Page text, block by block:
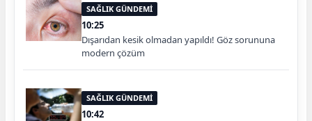
SAĞLIK GÜNDEMİ
10:25
Dışarıdan kesik olmadan yapıldı! Göz sorununa
modern çözüm
SAĞLIK GÜNDEMİ
10:42